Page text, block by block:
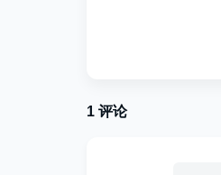
1 评论